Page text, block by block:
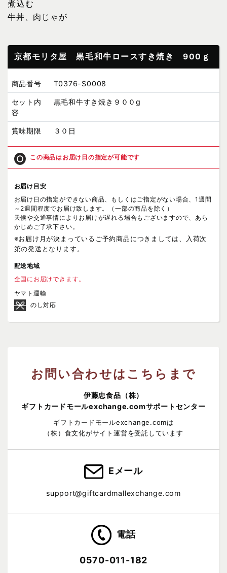
煮込む
牛丼、肉じゃが
京都モリタ屋 黒毛和牛ロースすき焼き 900ｇ
商品番号 T0376-S0008
セット内
容
黒毛和牛すき焼き９００g
賞味期限 ３０日
この商品はお届け日の指定が可能です
お届け目安
お届け日の指定ができない商品、もしくはご指定がない場合、1週間
～2週間程度でお届け致します。（一部の商品を除く）
天候や交通事情によりお届けが遅れる場合もございますので、あら
かじめご了承下さい。
※お届け月が決まっているご予約商品につきましては、入荷次
第の発送となります。
配送地域
全国にお届けできます。
ヤマト運輸
のし対応
お問い合わせはこちらまで
伊藤忠食品（株）
ギフトカードモールexchange.comサポートセンター
ギフトカードモールexchange.comは
（株）食文化がサイト運営を受託しています
Eメール
support@giftcardmallexchange.com
電話
0570-011-182